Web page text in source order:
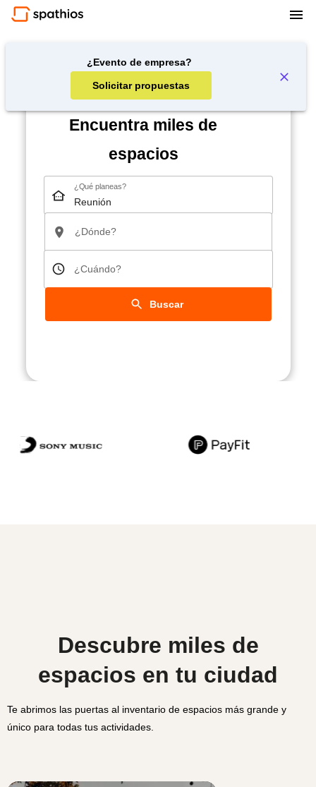
¿Evento de empresa?
Solicitar propuestas
Encuentra miles de
espacios
¿Qué planeas?
¿Dónde?
¿Cuándo?
Buscar
Descubre miles de
espacios en tu ciudad
Te abrimos las puertas al inventario de espacios más grande y
único para todas tus actividades.